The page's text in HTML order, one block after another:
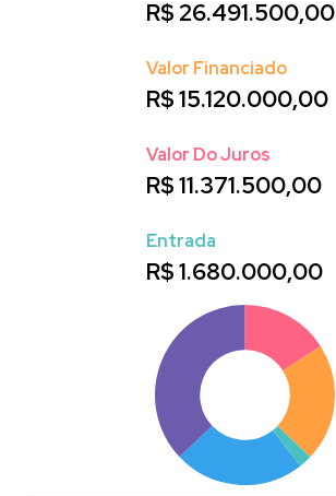
Apartamento Balneário Camboriú
R$26.491.500,00
Valor Financiado
R$15.120.000,00
Valor Do Juros
R$11.371.500,00
Entrada
R$1.680.000,00